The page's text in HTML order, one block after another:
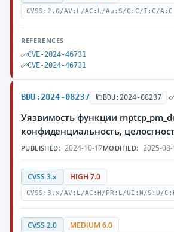
CVSS:2.0/AV:L/AC:L/Au:S/C:C/I:C/A:C
REFERENCES
CVE-2024-46731
CVE-2024-46731
BDU:2024-08237 BDU:2024-08237
Уязвимость функции
конфиденциальность,
PUBLISHED: 2024-10-17MODIFIED: 2025-
CVSS 3.x HIGH 7.0
CVSS:3.x/AV:L/AC:H/PR:L/UI:N/S:U/
CVSS 2.0 MEDIUM 6.0